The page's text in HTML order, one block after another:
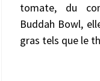
tomate, du
Buddah Bowl,
gras tels que le